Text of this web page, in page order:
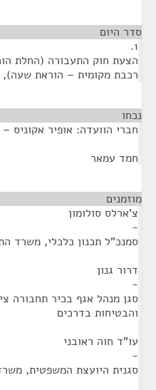
סדר היום
1.
הצעת חוק התעבורה (החלת
רכבת מקומית – הוראת שעה), התש"ע-
נכחו
חברי הוועדה: אופיר אקוניס –
חמד עמאר
מוזמנים
צ'ארלס סולומון
-
סמנכ"ל תכנון כלכלי, משרד
דרור גנון
-
סגן מנהל אגף בכיר תחבורה
והבטיחות בדרכים
עו"ד חוה ראובני
-
סגנית היועצת המשפטית,